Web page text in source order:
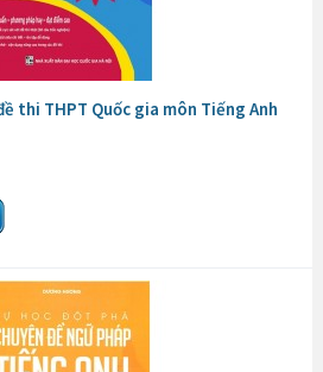
thi THPT Quốc gia môn Tiếng Anh